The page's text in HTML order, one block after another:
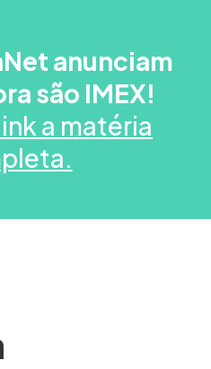
anunciam
são IMEX!
a matéria